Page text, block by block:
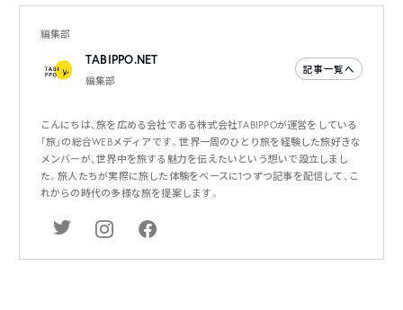
編集部
TABIPPO.NET
編集部
記事一覧へ
こんにちは、旅を広める会社である株式会社TABIPPOが運営をしている
「旅」の総合WEBメディアです。世界一周のひとり旅を経験した旅好きな
メンバーが、世界中を旅する魅力を伝えたいという想いで設立しまし
た。旅人たちが実際に旅した体験をベースに1つずつ記事を配信して、こ
れからの時代の多様な旅を提案します。